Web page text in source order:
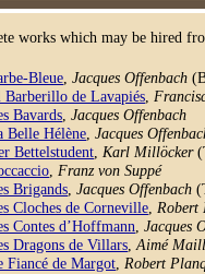
works which may be hired
Bleue ,Jacques Offenbach
Barberillo de Lavapiés
Bavards ,Jacques Offenbach
Belle Hélène ,Jacques
Bettelstudent Karl Millöcker
Franz von Suppé
Brigands ,Jacques Offenbach
Cloches de Corneville Robert
Contes d’Hoffmann ,Jacques
Dragons de Villars ,Aimé
Fiancé de Margot Robert